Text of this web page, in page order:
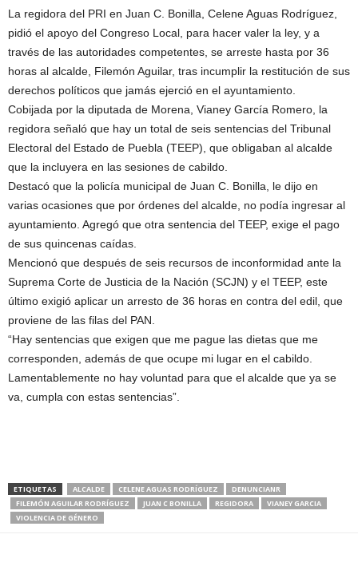
La regidora del PRI en Juan C. Bonilla, Celene Aguas Rodríguez,
pidió el apoyo del Congreso Local, para hacer valer la ley, y a
través de las autoridades competentes, se arreste hasta por 36
horas al alcalde, Filemón Aguilar, tras incumplir la restitución de sus
derechos políticos que jamás ejerció en el ayuntamiento.
Cobijada por la diputada de Morena, Vianey García Romero, la
regidora señaló que hay un total de seis sentencias del Tribunal
Electoral del Estado de Puebla (TEEP), que obligaban al alcalde
que la incluyera en las sesiones de cabildo.
Destacó que la policía municipal de Juan C. Bonilla, le dijo en
varias ocasiones que por órdenes del alcalde, no podía ingresar al
ayuntamiento. Agregó que otra sentencia del TEEP, exige el pago
de sus quincenas caídas.
Mencionó que después de seis recursos de inconformidad ante la
Suprema Corte de Justicia de la Nación (SCJN) y el TEEP, este
último exigió aplicar un arresto de 36 horas en contra del edil, que
proviene de las filas del PAN.
“Hay sentencias que exigen que me pague las dietas que me
corresponden, además de que ocupe mi lugar en el cabildo.
Lamentablemente no hay voluntad para que el alcalde que ya se
va, cumpla con estas sentencias”.
ETIQUETAS ALCALDE CELENE AGUAS RODRÍGUEZ
DENUNCIANR
FILEMÓN AGUILAR RODRÍGUEZ
JUAN C BONILLA REGIDORA
VIANEY GARCIA
VIOLENCIA DE GÉNERO